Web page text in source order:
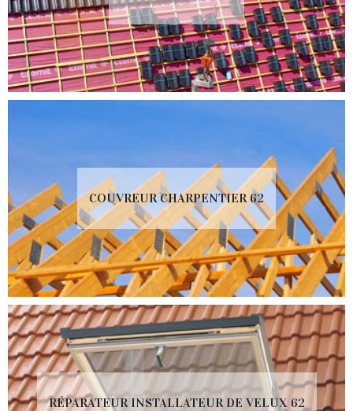
COUVREUR CHARPENTIER 62
RÉPARATEUR INSTALLATEUR DE VELUX 62